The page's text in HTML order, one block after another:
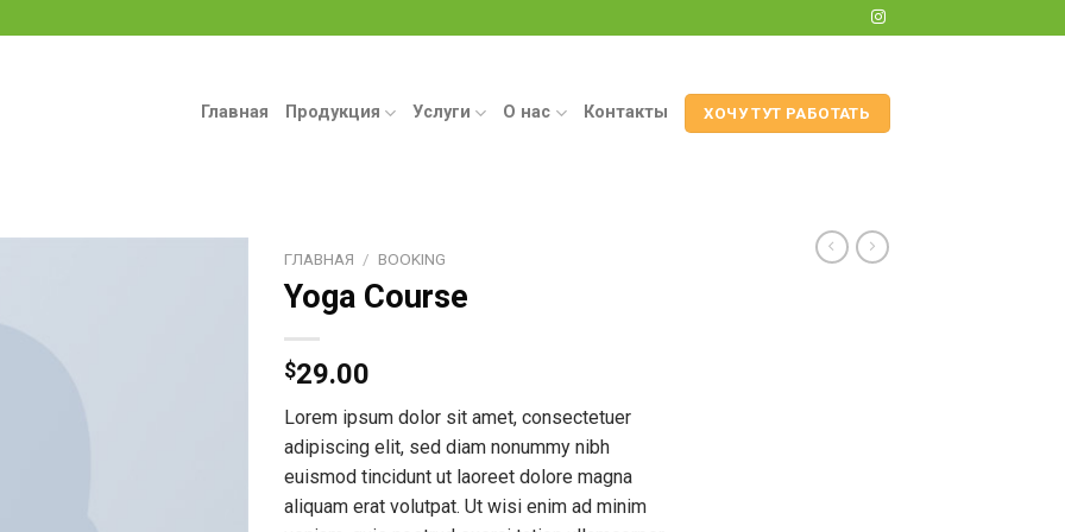
Главная Продукция Услуги О нас Контакты ХОЧУ ТУТ РАБОТАТЬ
ГЛАВНАЯ / BOOKING
Yoga Course
$29.00
Lorem ipsum dolor sit amet, consectetuer
adipiscing elit, sed diam nonummy nibh
euismod tincidunt ut laoreet dolore magna
aliquam erat volutpat. Ut wisi enim ad minim